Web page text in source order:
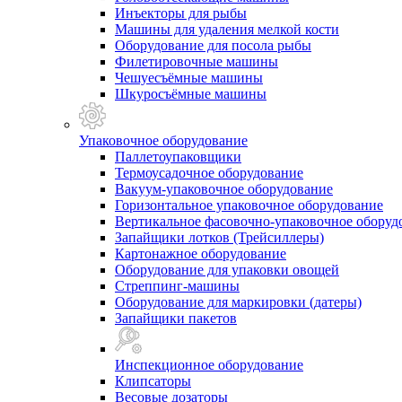
Инъекторы для рыбы
Машины для удаления мелкой кости
Оборудование для посола рыбы
Филетировочные машины
Чешуесъёмные машины
Шкуросъёмные машины
Упаковочное оборудование
Паллетоупаковщики
Термоусадочное оборудование
Вакуум-упаковочное оборудование
Горизонтальное упаковочное оборудование
Вертикальное фасовочно-упаковочное
Запайщики лотков (Трейсиллеры)
Картонажное оборудование
Оборудование для упаковки овощей
Стреппинг-машины
Оборудование для маркировки (датеры)
Запайщики пакетов
Инспекционное оборудование
Клипсаторы
Весовые дозаторы